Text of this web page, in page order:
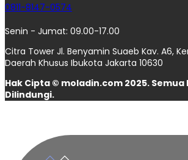
0811-8147-0574
Senin - Jumat: 09.00-17.00
Citra Tower Jl. Benyamin Suaeb Kav. A6,
Daerah Khusus Ibukota Jakarta 10630
Hak Cipta © moladin.com 2025. Semua
Dilindungi.